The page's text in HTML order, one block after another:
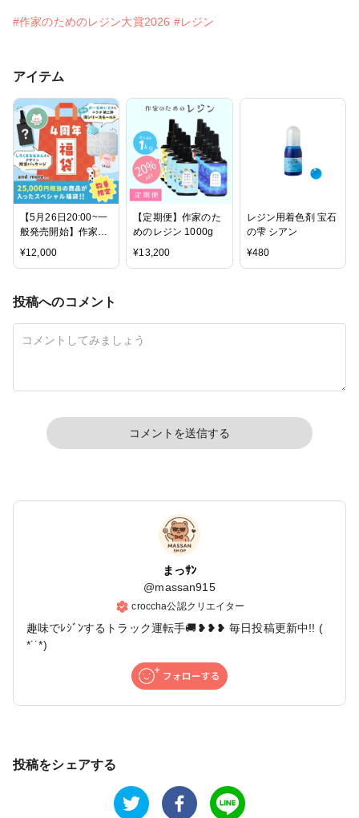
#作家のためのレジン大賞2026 #レジン
アイテム
【5月26日20:00~一
般発売開始】作家の
ためのレジン4周年
記念福袋
¥12,000
【定期便】作家のた
めのレジン 1000g
¥13,200
レジン用着色剤 宝石
の雫 シアン
¥480
投稿へのコメント
コメントを送信する
まっｻﾝ
@massan915
croccha公認クリエイター
趣味でﾚｼﾞﾝするトラック運転手🚚❥❥❥ 毎日投稿更新中!! (
*˙˙*)
投稿をシェアする